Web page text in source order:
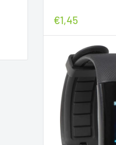
€1,45